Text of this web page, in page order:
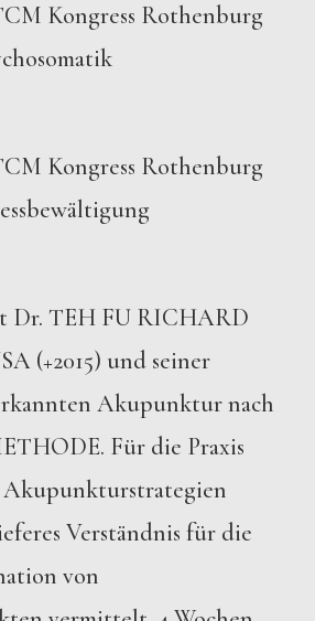
Kongress Rothenburg
Kongress Rothenburg
Dr. TEH FU RICHARD
(+2015) und seiner
Akupunktur nach
Für die Praxis
Verständnis für die
von